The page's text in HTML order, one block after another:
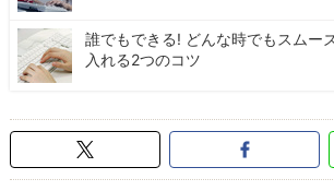
誰でもできる! どんな時でもスムー
入れる2つのコツ